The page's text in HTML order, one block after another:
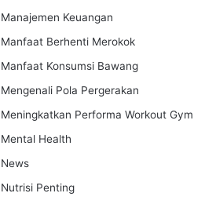
Manajemen Keuangan
Manfaat Berhenti Merokok
Manfaat Konsumsi Bawang
Mengenali Pola Pergerakan
Meningkatkan Performa Workout Gym
Mental Health
News
Nutrisi Penting